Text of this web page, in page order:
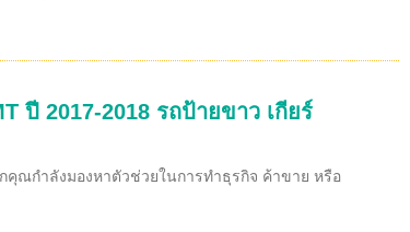
ปี 2017-2018 รถป้ายขาว เกียร์
คุณกำลังมองหาตัวช่วยในการทำธุรกิจ ค้าขาย หรือ